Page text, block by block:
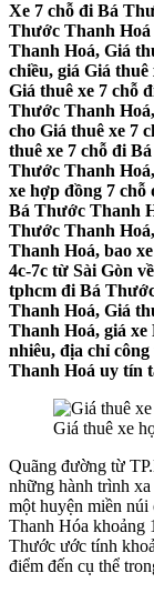
Xe 7 chỗ đi Bá
Thước Thanh Hoá
Thanh Hoá, Giá
chiều, giá Giá
Giá thuê xe 7 chỗ
Thước Thanh
cho Giá thuê xe 7
thuê xe 7 chỗ đi
Thước Thanh
xe hợp đồng 7
Bá Thước Thanh
Thước Thanh
Thanh Hoá, bao
4c-7c từ Sài Gòn
tphcm đi Bá
Thanh Hoá, Giá
Thanh Hoá, giá
nhiêu, địa chỉ
Thanh Hoá uy tín
Giá thuê xe
Quãng đường từ
những hành trình
một huyện miền núi
Thanh Hóa khoảng
Thước ước tính
điểm đến cụ thể